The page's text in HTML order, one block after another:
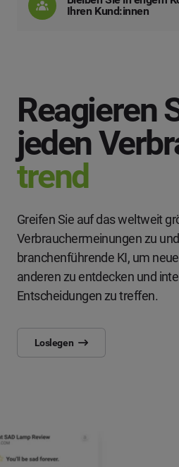
Ihren Kund:innen
Reagieren
jeden
trend
Greifen Sie auf das weltweit
Verbrauchermeinungen zu
branchenführende KI, um
anderen zu entdecken und
Entscheidungen zu treffen.
Loslegen